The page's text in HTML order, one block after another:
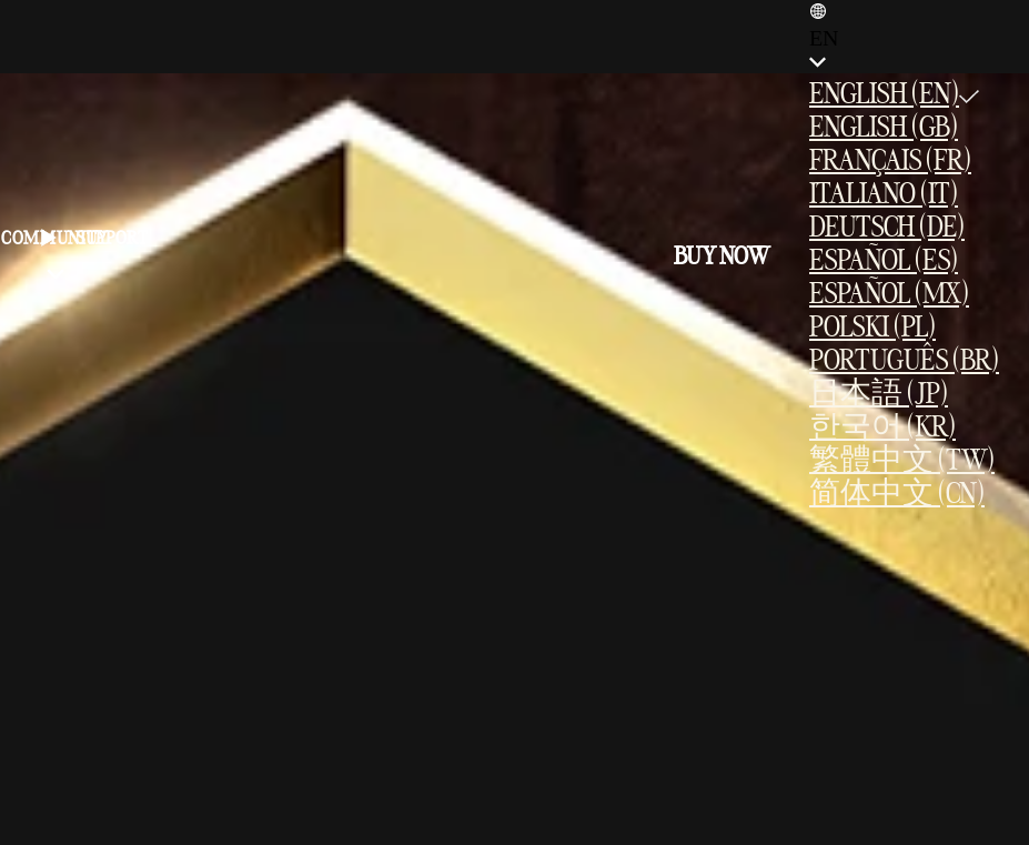
COMMUNITY
SUPPORT
BUY NOW
ENGLISH (EN)
ENGLISH (GB)
FRANÇAIS (FR)
ITALIANO (IT)
DEUTSCH (DE)
ESPAÑOL (ES)
ESPAÑOL (MX)
POLSKI (PL)
PORTUGUÊS (BR)
日本語 (JP)
한국어 (KR)
繁體中文 (TW)
简体中文 (CN)